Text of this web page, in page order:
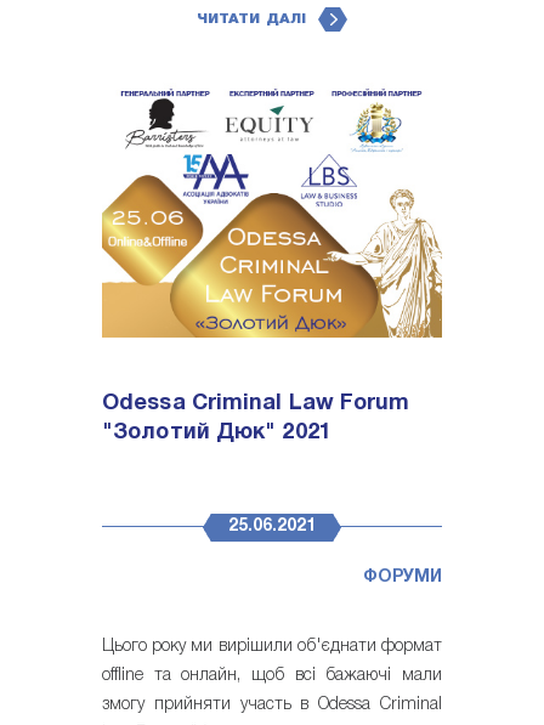
ЧИТАТИ ДАЛІ
Odessa Criminal Law Forum
"Золотий Дюк" 2021
25.06.2021
ФОРУМИ
Цього року ми вирішили об'єднати формат
offline та онлайн, щоб всі бажаючі мали
змогу прийняти участь в Odessa Criminal